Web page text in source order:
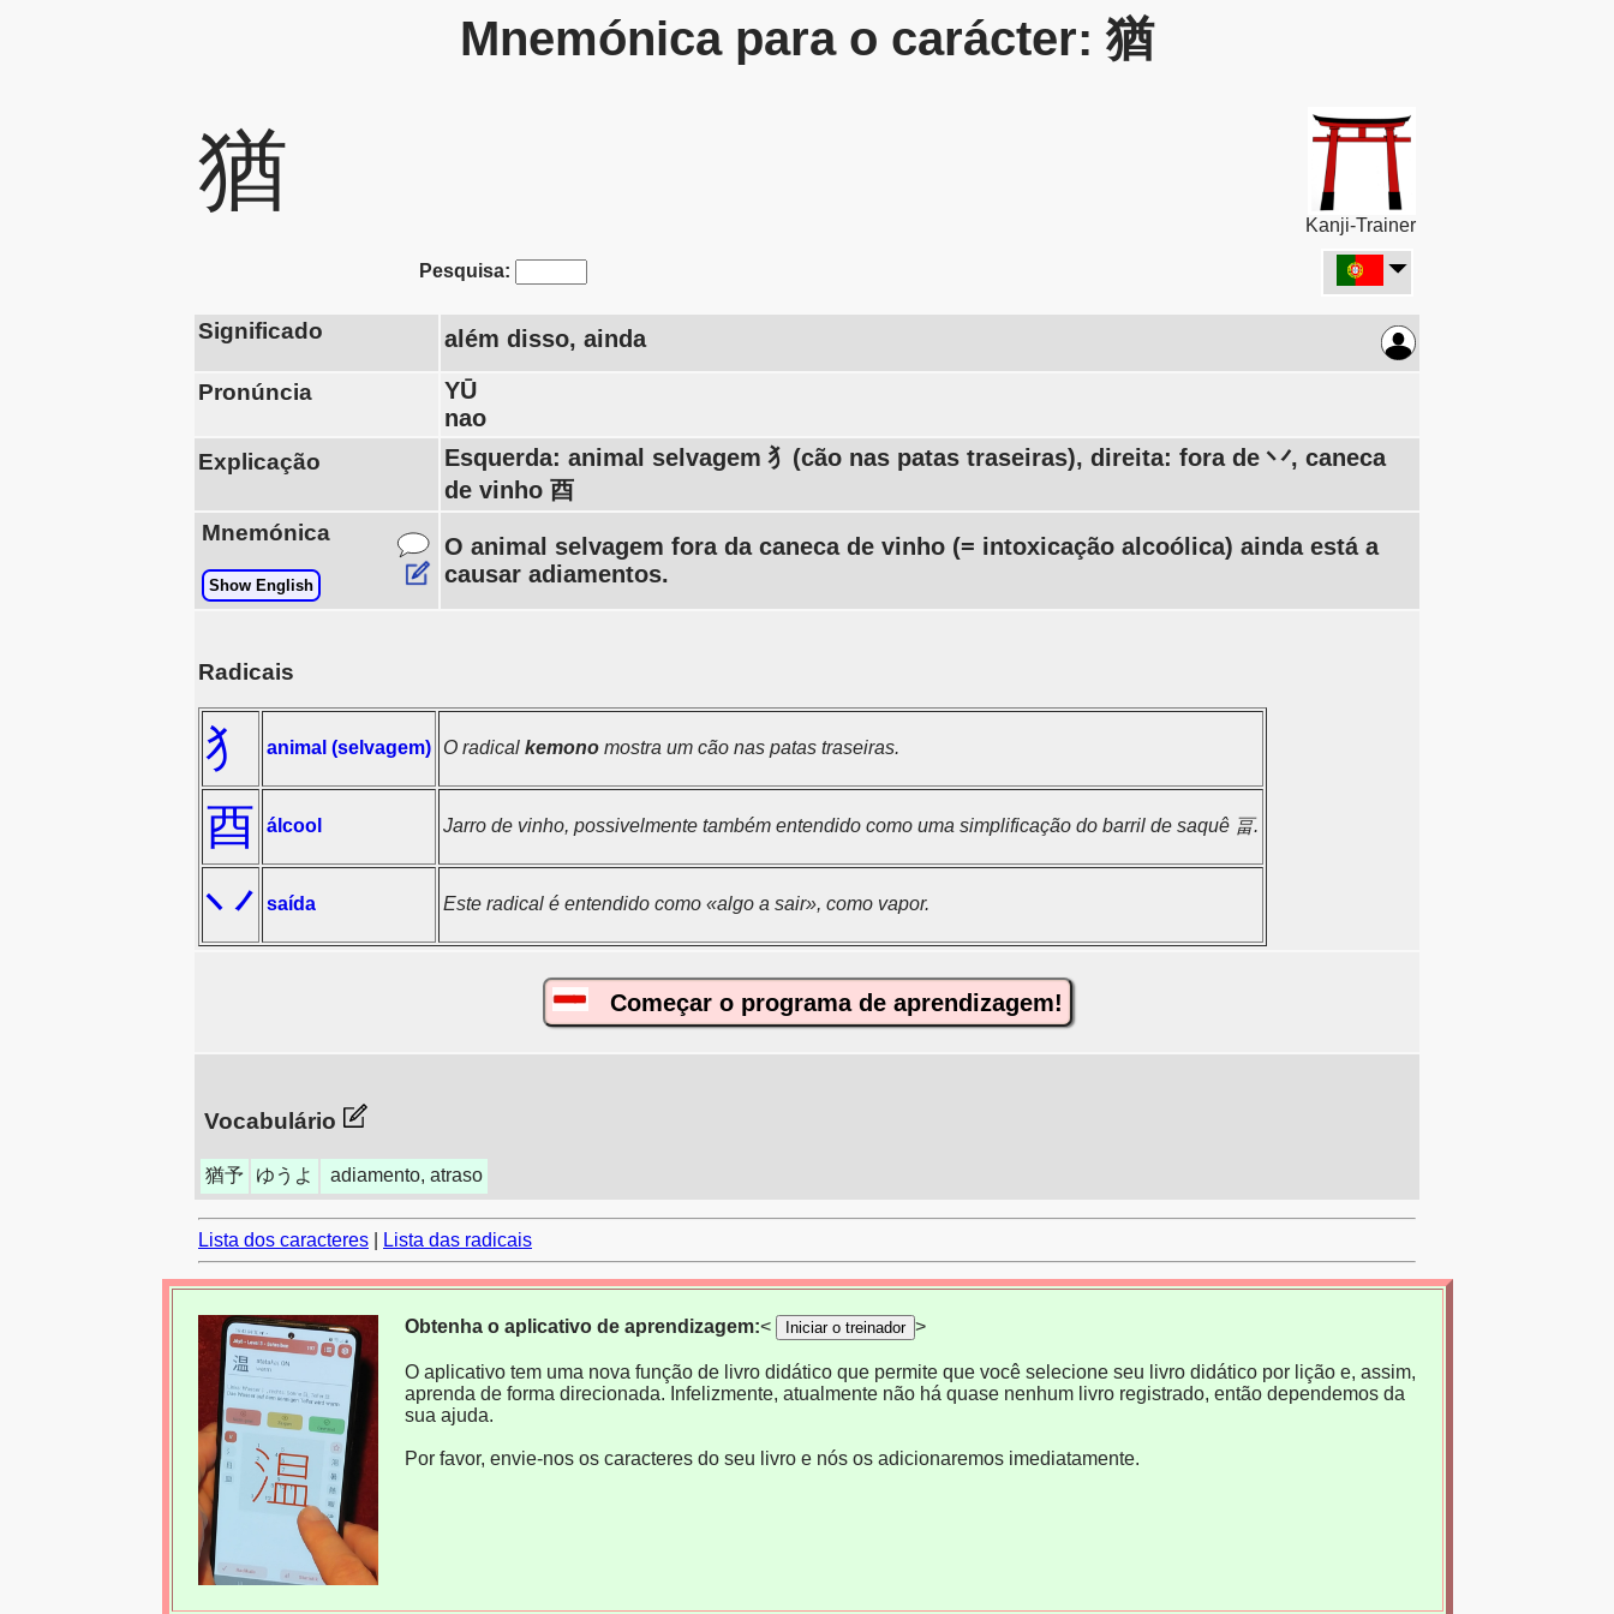
Mnemónica para o carácter: 猶
猶
Kanji-Trainer
Pesquisa:
Significado além disso, ainda
Pronúncia
YŪ
nao
Explicação
Esquerda: animal selvagem 犭(cão nas patas traseiras), direita: fora de 丷, caneca
de vinho 酉
Mnemónica
Show English
O animal selvagem fora da caneca de vinho (= intoxicação alcoólica) ainda está a
causar adiamentos.
Radicais
犭 animal (selvagem) O radical kemono mostra um cão nas patas traseiras.
酉 álcool Jarro de vinho, possivelmente também entendido como uma simplificação do barril de saquê 畐.
丷 saída Este radical é entendido como «algo a sair», como vapor.
Começar o programa de aprendizagem!
Vocabulário
猶予 ゆうよ adiamento, atraso
Lista dos caracteres Lista das radicais
Obtenha o aplicativo de aprendizagem:< Iniciar o treinador >
O aplicativo tem uma nova função de livro didático que permite que você selecione seu livro didático por lição e, assim,
aprenda de forma direcionada. Infelizmente, atualmente não há quase nenhum livro registrado, então dependemos da
sua ajuda.
Por favor, envie-nos os caracteres do seu livro e nós os adicionaremos imediatamente.